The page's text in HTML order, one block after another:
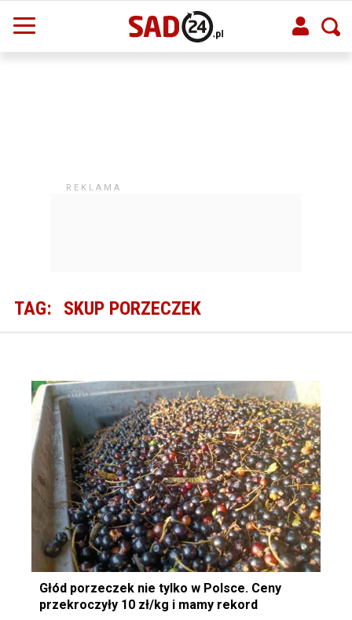
TAG: SKUP PORZECZEK
Głód porzeczek nie tylko w Polsce. Ceny
przekroczyły 10 zł/kg i mamy rekord